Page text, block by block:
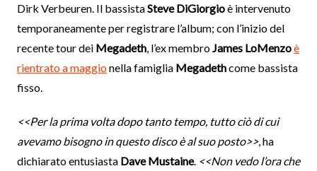
Dirk Verbeuren. Il bassistaSteve DiGiorgioè intervenuto
temporaneamente per registrare l’album; con l’inizio del
recente tour dei Megadeth, l’ex membro James LoMenzoè
rientrato a maggionella famiglia Megadethcome bassista
fisso.
<<Per la prima volta dopo tanto tempo, tutto ciò di cui
avevamo bisogno in questo disco è al suo posto>>, ha
dichiarato entusiasta Dave Mustaine. <<Non vedo l’ora che